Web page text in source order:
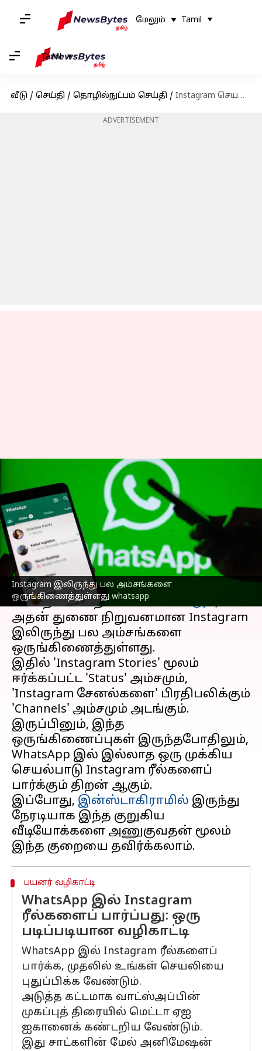
மேலும் Tamil
Tamil
வீடு / செய்தி / தொழில்நுட்பம் செய்தி / Instagram செயலிழப்பா? வாட்ஸ்அப்பில் ரீல்களைப் பார்க்கலாம்: எப்படி?
ADVERTISEMENT
Instagram இலிருந்து பல அம்சங்களை
ஒருங்கிணைத்துள்ளது whatsapp
Instagram செயலிழப்பா?
வாட்ஸ்அப்பில் ரீல்களைப்
பார்க்கலாம்: எப்படி?
எழுதியவர் Venkatalakshmi V Oct 15, 2024 11:26 am
செய்தி முன்னோட்டம்
மெட்டாவுக்குச்சொந்தமான
செய்தியிடல் தளமானவாட்ஸஅப்,
அதன் துணை நிறுவனமான Instagram
இலிருந்து பல அம்சங்களை
ஒருங்கிணைத்துள்ளது.
இதில் 'Instagram Stories' மூலம்
ஈர்க்கப்பட்ட 'Status' அம்சமும்,
'Instagram சேனல்களை' பிரதிபலிக்கும்
'Channels' அம்சமும் அடங்கும்.
இருப்பினும், இந்த
ஒருங்கிணைப்புகள் இருந்தபோதிலும்,
WhatsApp இல் இல்லாத ஒரு முக்கிய
செயல்பாடு Instagram ரீல்களைப்
பார்க்கும் திறன் ஆகும்.
இப்போது, ​​ இன்ஸ்டாகிராமில் இருந்து
நேரடியாக இந்த குறுகிய
வீடியோக்களை அணுகுவதன் மூலம்
பயனர் வழிகாட்டி
WhatsApp இல் Instagram
ரீல்களைப் பார்ப்பது: ஒரு
படிப்படியான வழிகாட்டி
WhatsApp இல் Instagram ரீல்களைப்
பார்க்க, முதலில் உங்கள் செயலியை
புதுப்பிக்க வேண்டும்.
அடுத்த கட்டமாக வாட்ஸ்அப்பின்
முகப்புத் திரையில் மெட்டா ஏஐ
ஐகானைக் கண்டறிய வேண்டும்.
இது சாட்களின் மேல் அனிமேஷன்